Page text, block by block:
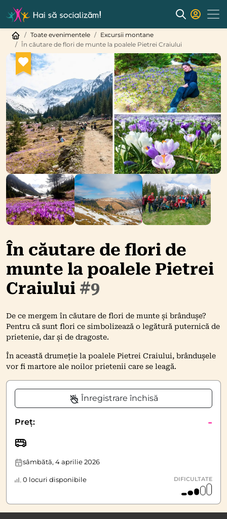
Toate evenimentele
Excursii montane
În căutare de flori de munte la poalele Pietrei Craiului
În căutare de flori de
munte la poalele Pietrei
Craiului #9
De ce mergem în căutare de flori de munte și brândușe?
Pentru că sunt flori ce simbolizează o legătură puternică de
prietenie, dar și de dragoste.
În această drumeție la poalele Pietrei Craiului, brândușele
vor fi martore ale noilor prietenii care se leagă.
Înregistrare închisă
Preț: -
sâmbătă, 4 aprilie 2026
0 locuri disponibile DIFICULTATE